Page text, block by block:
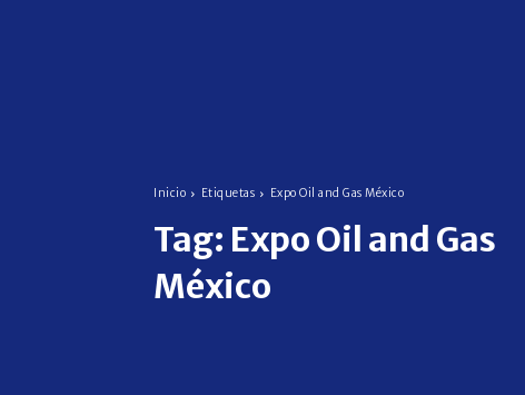
Inicio Etiquetas Expo Oil and Gas México
Tag: Expo Oil and Gas
México